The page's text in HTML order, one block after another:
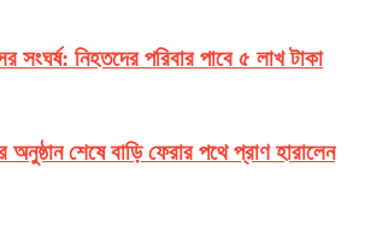
সংঘর্ষ: নিহতদের পরিবার পাবে ৫ লাখ টাকা
অনুষ্ঠান শেষে বাড়ি ফেরার পথে প্রাণ হারালেন